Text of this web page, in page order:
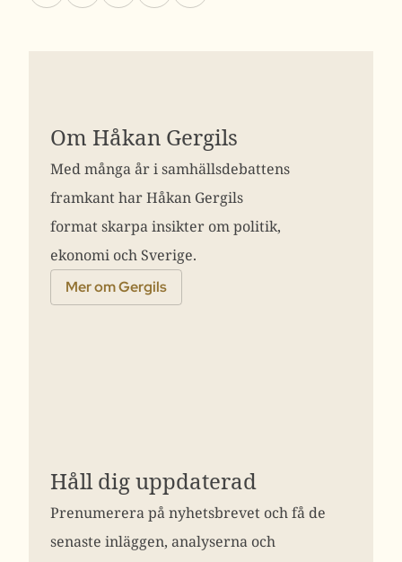
Om Håkan Gergils
Med många år i samhällsdebattens
framkant har Håkan Gergils
format skarpa insikter om politik,
ekonomi och Sverige.
Mer om Gergils
Håll dig uppdaterad
Prenumerera på nyhetsbrevet och få de
senaste inläggen, analyserna och